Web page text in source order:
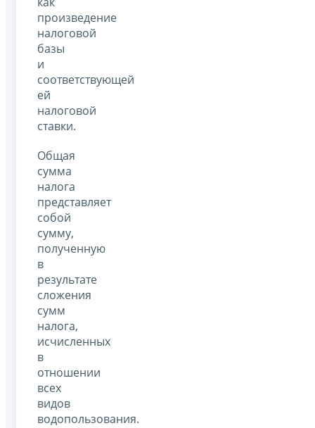
произведение
налоговой
базы
и
соответствующей
ей
налоговой
ставки.
Общая
сумма
налога
представляет
собой
сумму,
полученную
в
результате
сложения
сумм
налога,
исчисленных
в
отношении
всех
видов
водопользования.